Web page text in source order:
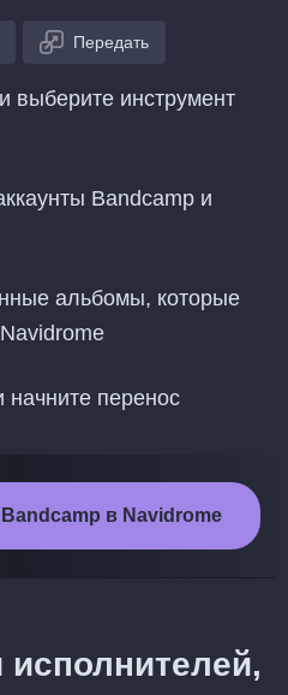
Передать
выберите инструмент
Bandcamp и
альбомы, которые
перенос
в Navidrome
исполнителей,